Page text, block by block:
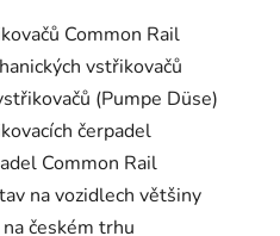
Common Rail
vstřikovačů
(Pumpe Düse)
čerpadel
Common Rail
na vozidlech většiny
českém trhu